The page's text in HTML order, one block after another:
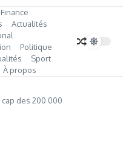
Finance
Actualités
Politique
Sport
À propos
cap des 200 000